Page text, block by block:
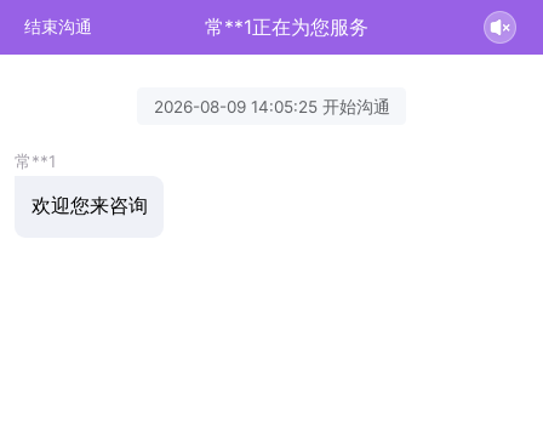
结束沟通 常**1正在为您服务
2026-08-09 14:05:25 开始沟通
常**1
欢迎您来咨询